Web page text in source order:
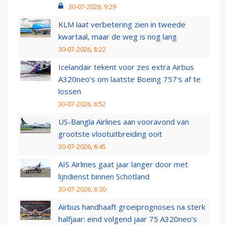
30-07-2026, 9:29
KLM laat verbetering zien in tweede
kwartaal, maar de weg is nog lang
30-07-2026, 8:22
Icelandair tekent voor zes extra Airbus
A320neo's om laatste Boeing 757's af te
lossen
30-07-2026, 6:52
US-Bangla Airlines aan vooravond van
grootste vlootuitbreiding ooit
30-07-2026, 6:45
AIS Airlines gaat jaar langer door met
lijndienst binnen Schotland
30-07-2026, 6:30
Airbus handhaaft groeiprognoses na sterk
halfjaar: eind volgend jaar 75 A320neo’s